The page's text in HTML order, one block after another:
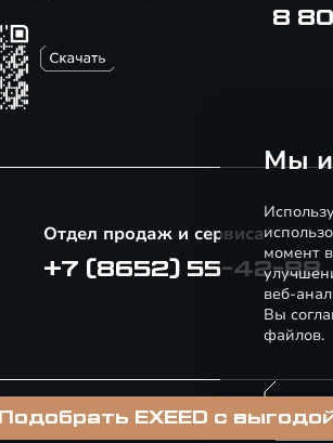
8
Отдел продаж и сервиса
+7 (8652) 55-42-88
Мы
момент
веб-
Вы
файлов.
Подобрать EXEED с